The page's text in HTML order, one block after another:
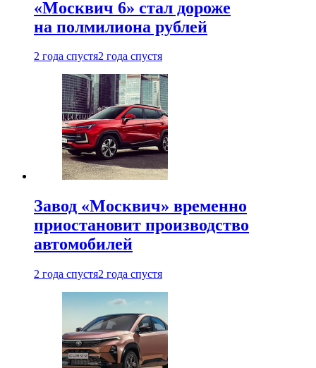
«Москвич 6» стал дороже
на полмилиона рублей
2 года спустя2 года спустя
Завод «Москвич» временно
приостановит производство
автомобилей
2 года спустя2 года спустя